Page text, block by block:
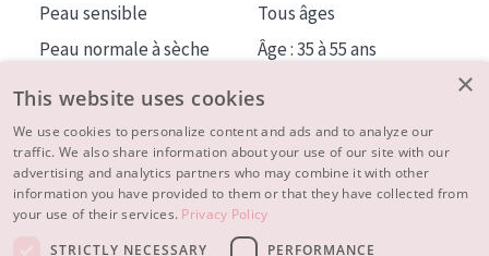
Peau sensible
Peau normale à sèche
Peau mixte ou grasse
Peau mature
Peau ménopausée
Tous âges
Âge : 35 à 55 ans
À PROPOS
CONSEILS BEAUTÉ
×
This website uses cookies
We use cookies to personalize content and ads and to analyze our
traffic. We also share information about your use of our site with our
advertising and analytics partners who may combine it with other
information you have provided to them or that they have collected from
your use of their services. Privacy Policy
STRICTLY NECESSARY
PERFORMANCE